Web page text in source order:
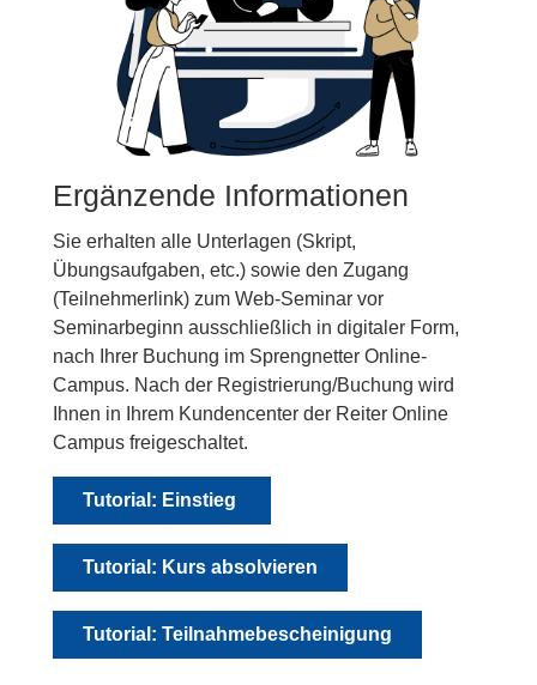
Ergänzende Informationen
Sie erhalten alle Unterlagen (Skript,
Übungsaufgaben, etc.) sowie den Zugang
(Teilnehmerlink) zum Web-Seminar vor
Seminarbeginn ausschließlich in digitaler Form,
nach Ihrer Buchung im Sprengnetter Online-
Campus. Nach der Registrierung/Buchung wird
Ihnen in Ihrem Kundencenter der Reiter Online
Campus freigeschaltet.
Tutorial: Einstieg
Tutorial: Kurs absolvieren
Tutorial: Teilnahmebescheinigung